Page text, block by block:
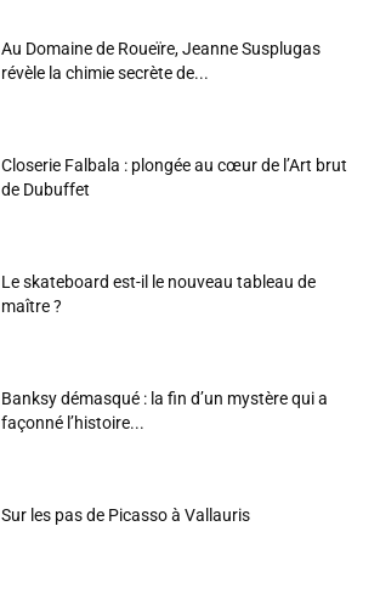
Au Domaine de Roueïre, Jeanne Susplugas
révèle la chimie secrète de...
Closerie Falbala : plongée au cœur de l’Art brut
de Dubuffet
Le skateboard est-il le nouveau tableau de
maître ?
Banksy démasqué : la fin d’un mystère qui a
façonné l’histoire...
Sur les pas de Picasso à Vallauris